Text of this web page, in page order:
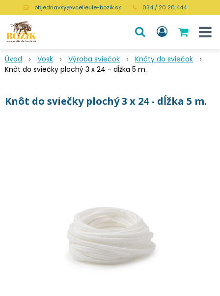
objednavky@vcelieule-bozik.sk 034 / 20 20 444
Úvod Vosk Výroba sviečok
Knôty do sviečok
Knôt do sviečky plochý 3 x 24 - dĺžka 5 m.
Knôt do sviečky plochý 3 x 24 - dĺžka 5 m.